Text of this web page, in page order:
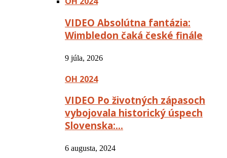
VIDEO Absolútna fantázia:
Wimbledon čaká české finále
9 júla, 2026
OH 2024
VIDEO Po životných zápasoch
vybojovala historický úspech
Slovenska:…
6 augusta, 2024